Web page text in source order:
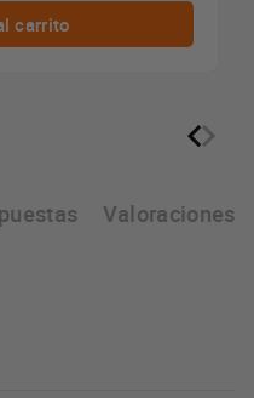
carrito
Valoraciones